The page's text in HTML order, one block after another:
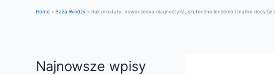
Home » Baza Wiedzy » Rak prostaty: nowoczesna diagnostyka, skuteczne leczenie i mądre decyzje
Najnowsze wpisy